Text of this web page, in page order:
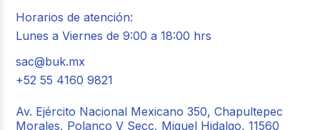
Horarios de atención:
Lunes a Viernes de 9:00 a 18:00 hrs
sac@buk.mx
+52 55 4160 9821
Av. Ejército Nacional Mexicano 350, Chapultepec
Morales, Polanco V Secc, Miguel Hidalgo, 11560